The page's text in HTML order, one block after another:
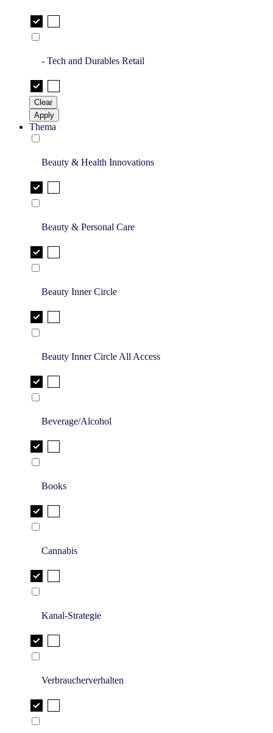
- Tech and Durables Retail
Clear
Apply
Thema
Beauty & Health Innovations
Beauty & Personal Care
Beauty Inner Circle
Beauty Inner Circle All Access
Beverage/Alcohol
Books
Cannabis
Kanal-Strategie
Verbraucherverhalten